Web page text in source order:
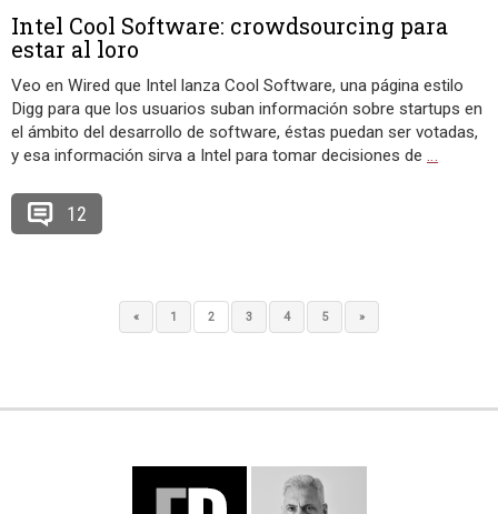
Intel Cool Software: crowdsourcing para
estar al loro
Veo en Wired que Intel lanza Cool Software, una página estilo
Digg para que los usuarios suban información sobre startups en
el ámbito del desarrollo de software, éstas puedan ser votadas,
y esa información sirva a Intel para tomar decisiones de …
12
« 1 2 3 4 5 »